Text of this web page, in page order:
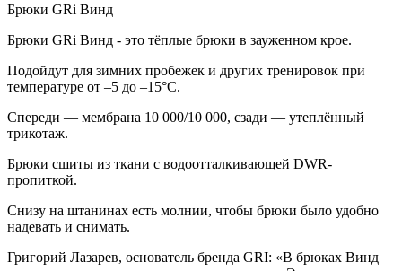
Брюки GRi Винд
Брюки GRi Винд - это тёплые брюки в зауженном крое.
Подойдут для зимних пробежек и других тренировок при
температуре от –5 до –15°С.
Спереди — мембрана 10 000/10 000, сзади — утеплённый
трикотаж.
Брюки сшиты из ткани с водоотталкивающей DWR-
пропиткой.
Снизу на штанинах есть молнии, чтобы брюки было удобно
надевать и снимать.
Григорий Лазарев, основатель бренда GRI: «В брюках Винд